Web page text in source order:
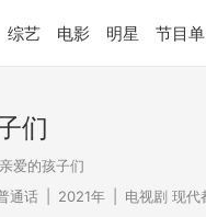
综艺 电影 明星 节目单
们
爱的孩子们
通话 2021年 电视剧 现代